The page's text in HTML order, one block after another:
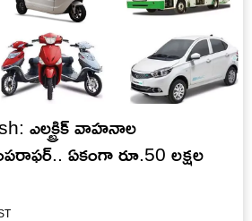
ఎలక్ట్రిక్ వాహనాల
ఏకంగా రూ.50 లక్షల